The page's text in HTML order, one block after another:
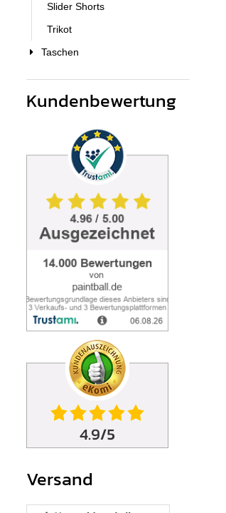
Slider Shorts
Trikot
Taschen
Kundenbewertung
Versand